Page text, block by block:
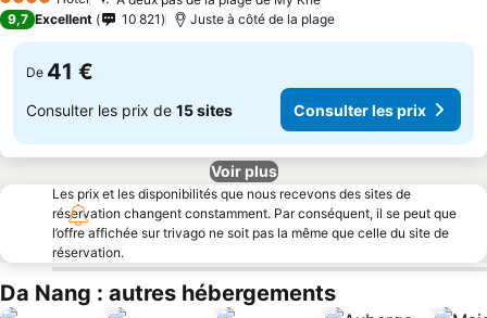
4 Étoiles
9,7 Excellent 10 821 Juste à côté de la plage
De 41 €
Consulter les prix de 15 sites Consulter les prix
Voir plus
Les prix et les disponibilités que nous recevons des sites de
réservation changent constamment. Par conséquent, il se peut que
l’offre affichée sur trivago ne soit pas la même que celle du site de
réservation.
Da Nang : autres hébergements